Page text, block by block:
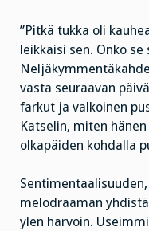
”Pitkä tukka oli
leikkaisi sen. Onko se
vasta seuraavan
farkut ja valkoinen
Katselin, miten
olkapäiden kohdalla
melodraaman
ylen harvoin.